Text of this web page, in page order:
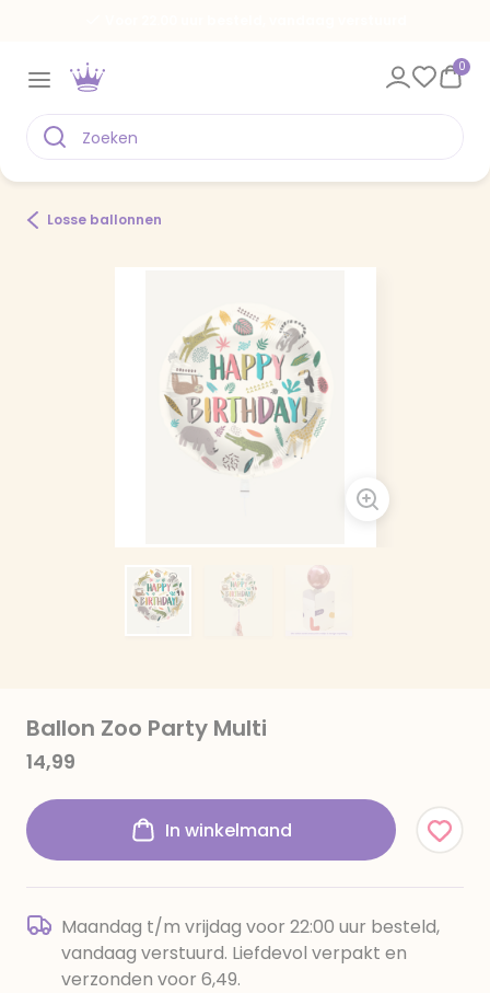
0
Losse ballonnen
Ballon Zoo Party Multi
14,99
In winkelmand
Maandag t/m vrijdag voor 22:00 uur besteld,
vandaag verstuurd. Liefdevol verpakt en
verzonden voor 6,49.